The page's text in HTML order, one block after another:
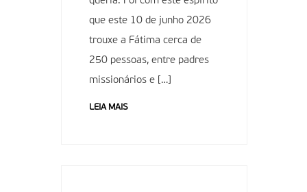
que este 10 de junho 2026
trouxe a Fátima cerca de
250 pessoas, entre padres
missionários e […]
LEIA MAIS